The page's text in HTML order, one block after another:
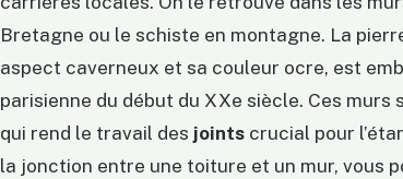
Bretagne ou le schiste en montagne. La
aspect caverneux et sa couleur ocre, est
parisienne du début du XXe siècle. Ces
qui rend le travail des joints crucial pour
la jonction entre une toiture et un mur, vous